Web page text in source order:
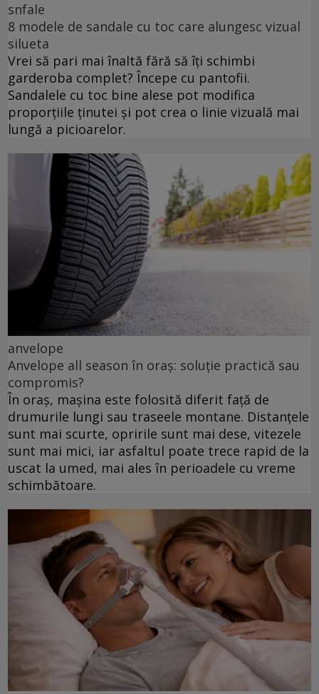
snfale
8 modele de sandale cu toc care alungesc vizual
silueta
Vrei să pari mai înaltă fără să îți schimbi
garderoba complet? Începe cu pantofii.
Sandalele cu toc bine alese pot modifica
proporțiile ținutei și pot crea o linie vizuală mai
lungă a picioarelor.
anvelope
Anvelope all season în oraș: soluție practică sau
compromis?
În oraș, mașina este folosită diferit față de
drumurile lungi sau traseele montane. Distanțele
sunt mai scurte, opririle sunt mai dese, vitezele
sunt mai mici, iar asfaltul poate trece rapid de la
uscat la umed, mai ales în perioadele cu vreme
schimbătoare.